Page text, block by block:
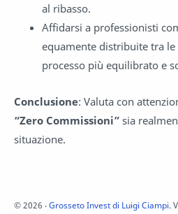
al ribasso.
Affidarsi a professionisti
equamente distribuite tra
processo più equilibrato e
Conclusione: Valuta con
“Zero Commissioni” sia
situazione.
©2026 ‧Grosseto Invest di Luigi Ciampi.